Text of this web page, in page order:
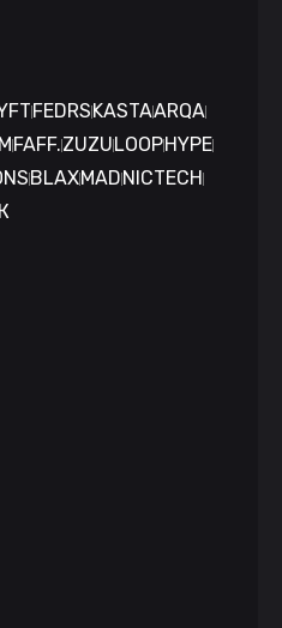
FEDRS KASTAARQA
FAFF.ZUZU LOOPHYPE
BLAXMAD NICTECH